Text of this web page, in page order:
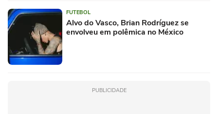
FUTEBOL
Alvo do Vasco, Brian Rodríguez se
envolveu em polêmica no México
PUBLICIDADE